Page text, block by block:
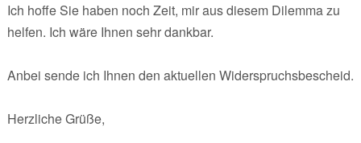
Ich hoffe Sie haben noch Zeit, mir aus diesem Dilemma zu
helfen. Ich wäre Ihnen sehr dankbar.
Anbei sende ich Ihnen den aktuellen Widerspruchsbescheid.
Herzliche Grüße,